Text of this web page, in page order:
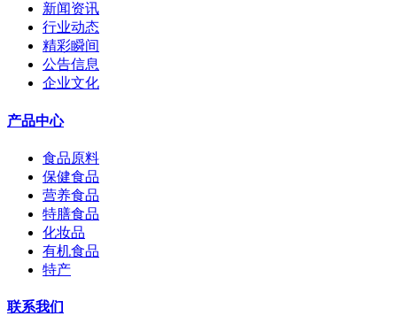
新闻资讯
行业动态
精彩瞬间
公告信息
企业文化
产品中心
食品原料
保健食品
营养食品
特膳食品
化妆品
有机食品
特产
联系我们